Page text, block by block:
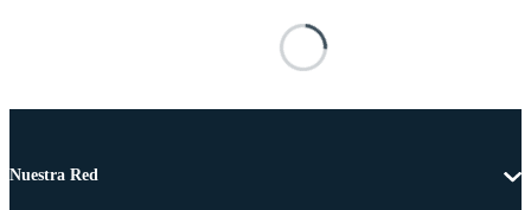
Nuestra Red